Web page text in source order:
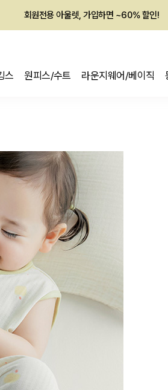
회원전용 아울렛, 가입하면 ~60% 할인!
스 원피스/수트 라운지웨어/베이직